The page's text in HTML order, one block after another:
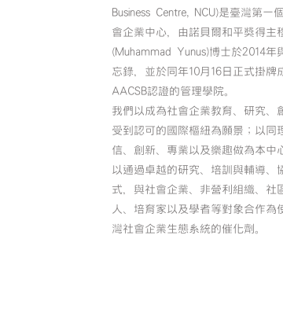
Business Centre, NCU)是臺灣第一
會企業中心，由諾貝爾和平獎得
(Muhammad Yunus)博士於2014年
忘錄，並於同年10月16日正式掛牌
AACSB認證的管理學院。
我們以成為社會企業教育、研究、
受到認可的國際樞紐為願景；以同
信、創新、專業以及樂趣做為本中
以通過卓越的研究、培訓與輔導、
式，與社會企業、非營利組織、社
人、培育家以及學者等對象合作為
灣社會企業生態系統的催化劑。